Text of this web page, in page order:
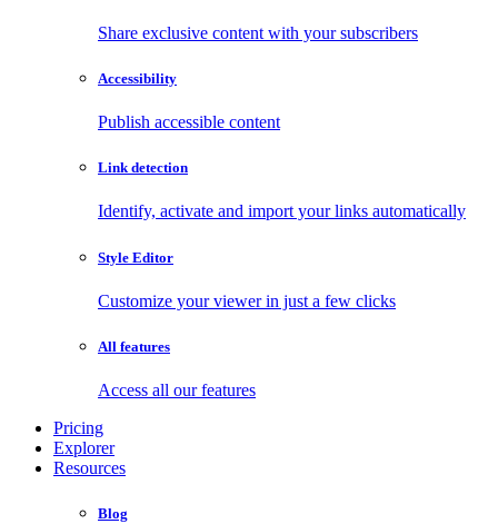
Share exclusive content with your subscribers
Accessibility
Publish accessible content
Link detection
Identify, activate and import your links automatically
Style Editor
Customize your viewer in just a few clicks
All features
Access all our features
Pricing
Explorer
Resources
Blog